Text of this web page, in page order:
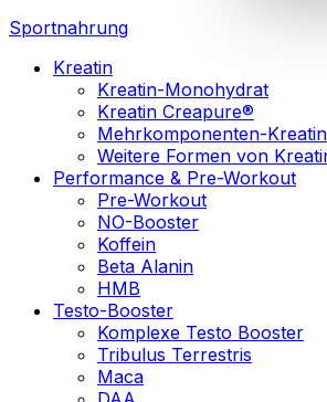
Sportnahrung
Kreatin
Kreatin-Monohydrat
Kreatin Creapure®
Mehrkomponenten-Kreatin
Weitere Formen von
Performance & Pre-Workout
Pre-Workout
NO-Booster
Koffein
Beta Alanin
HMB
Testo-Booster
Komplexe Testo Booster
Tribulus Terrestris
Maca